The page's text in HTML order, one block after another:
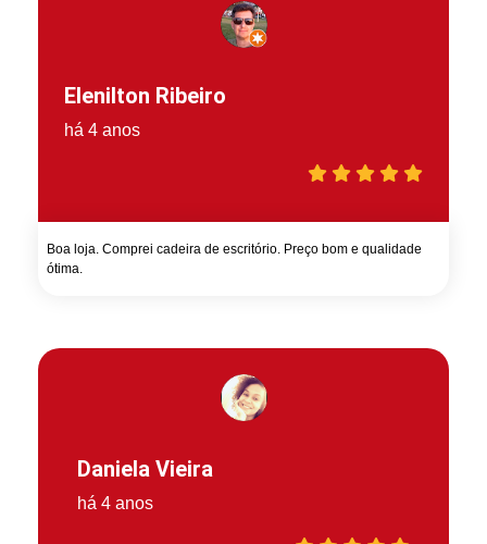
Elenilton Ribeiro
há 4 anos
Boa loja. Comprei cadeira de escritório. Preço bom e qualidade
ótima.
Daniela Vieira
há 4 anos